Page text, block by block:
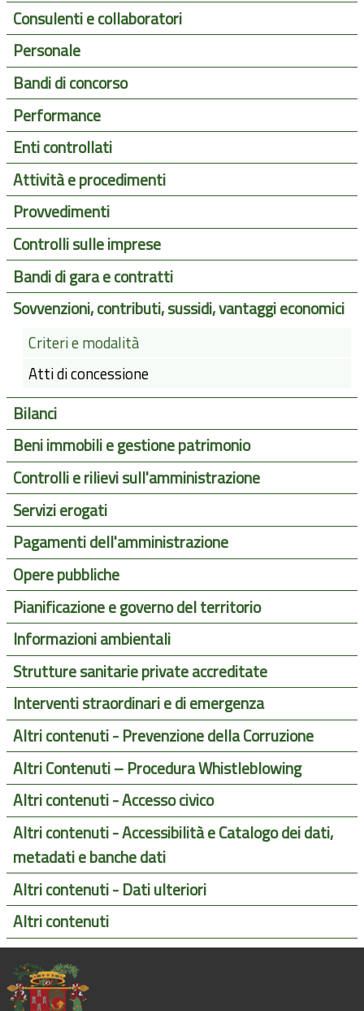
Consulenti e collaboratori
Personale
Bandi di concorso
Performance
Enti controllati
Attività e procedimenti
Provvedimenti
Controlli sulle imprese
Bandi di gara e contratti
Sovvenzioni, contributi, sussidi, vantaggi economici
Criteri e modalità
Atti di concessione
Bilanci
Beni immobili e gestione patrimonio
Controlli e rilievi sull'amministrazione
Servizi erogati
Pagamenti dell'amministrazione
Opere pubbliche
Pianificazione e governo del territorio
Informazioni ambientali
Strutture sanitarie private accreditate
Interventi straordinari e di emergenza
Altri contenuti - Prevenzione della Corruzione
Altri Contenuti – Procedura Whistleblowing
Altri contenuti - Accesso civico
Altri contenuti - Accessibilità e Catalogo dei dati,
metadati e banche dati
Altri contenuti - Dati ulteriori
Altri contenuti